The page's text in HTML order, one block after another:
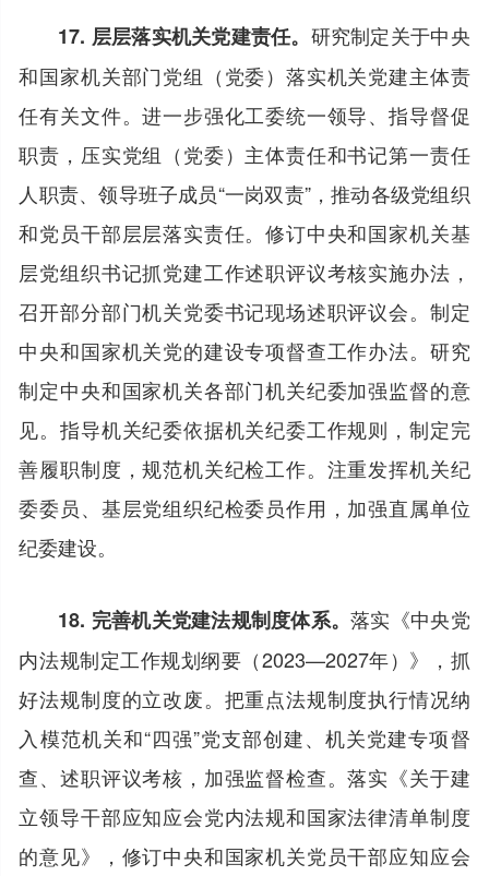
17. 层层落实机关党建责任。 研究制定关于中央
和国家机关部门党组（党委）落实机关党建主体责
任有关文件。进一步强化工委统一领导、指导督促
职责，压实党组（党委）主体责任和书记第一责任
人职责、领导班子成员“一岗双责”，推动各级党组织
和党员干部层层落实责任。修订中央和国家机关基
层党组织书记抓党建工作述职评议考核实施办法，
召开部分部门机关党委书记现场述职评议会。制定
中央和国家机关党的建设专项督查工作办法。研究
制定中央和国家机关各部门机关纪委加强监督的意
见。指导机关纪委依据机关纪委工作规则，制定完
善履职制度，规范机关纪检工作。注重发挥机关纪
委委员、基层党组织纪检委员作用，加强直属单位
纪委建设。
18. 完善机关党建法规制度体系。落实《中央党
内法规制定工作规划纲要（2023—2027年）》，抓
好法规制度的立改废。把重点法规制度执行情况纳
入模范机关和“四强”党支部创建、机关党建专项督
查、述职评议考核，加强监督检查。落实《关于建
立领导干部应知应会党内法规和国家法律清单制度
的意见》，修订中央和国家机关党员干部应知应会